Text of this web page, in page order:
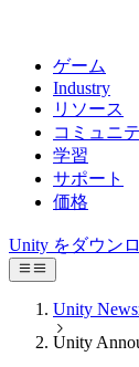
ゲーム
Industry
リソース
コミュニ
学習
サポート
価格
Unityエンジン
任意のプラッ
共同作業
3Dコラボレーシ
リアルタイム
没入型トレーニ
ドキュメント
公式ユーザー
ディスカッショ
議論、問題解決
Unity Learn
無料でUnityス
プロフェッシ
ヘルプを得る
Unityで成功す
Success Plan
Unity をダウン
Unity
Unity